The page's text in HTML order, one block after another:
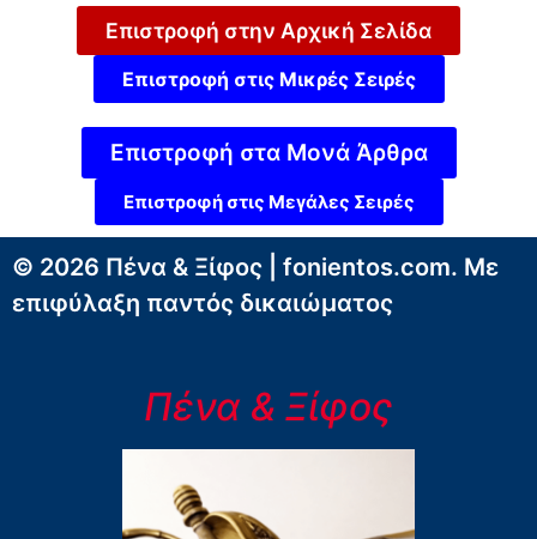
Επιστροφή στην Αρχική Σελίδα
Επιστροφή στις Μικρές Σειρές
Επιστροφή στα Μονά Άρθρα
Επιστροφή στις Μεγάλες Σειρές
© 2026 Πένα & Ξίφος | fonientos.com. Με
επιφύλαξη παντός δικαιώματος
Πένα & Ξίφος